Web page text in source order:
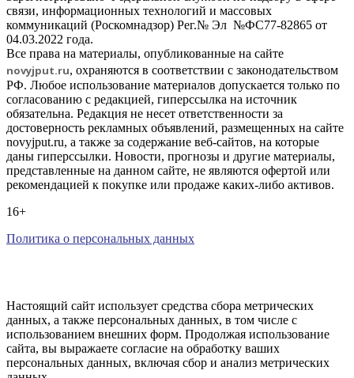
связи, информационных технологий и массовых
коммуникаций (Роскомнадзор) Рег.№ Эл №ФС77-82865 от
04.03.2022 года.
Все права на материалы, опубликованные на сайте
novyjput.ru, охраняются в соответствии с законодательством
РФ. Любое использование материалов допускается только по
согласованию с редакцией, гиперссылка на источник
обязательна. Редакция не несет ответственности за
достоверность рекламных объявлений, размещенных на сайте
novyjput.ru, а также за содержание веб-сайтов, на которые
даны гиперссылки. Новости, прогнозы и другие материалы,
представленные на данном сайте, не являются офертой или
рекомендацией к покупке или продаже каких-либо активов.
16+
Политика о персональных данных
Настоящий сайт использует средства сбора метрических
данных, а также персональных данных, в том числе с
использованием внешних форм. Продолжая использование
сайта, вы выражаете согласие на обработку ваших
персональных данных, включая сбор и анализ метрических